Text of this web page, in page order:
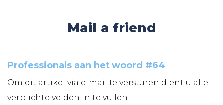
Mail a friend
Professionals aan het woord #64
Om dit artikel via e-mail te versturen dient u alle
verplichte velden in te vullen